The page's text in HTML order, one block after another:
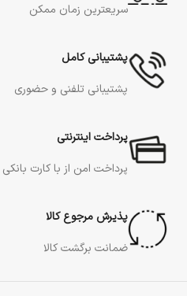
سریعترین زمان ممکن
پشتیبانی کامل
پشتیبانی تلفنی و حضوری
پرداخت اینترنتی
پرداخت امن از با کارت بانکی
پذیرش مرجوع کالا
ضمانت برگشت کالا